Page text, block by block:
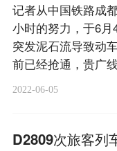
记者从中国铁路成
小时的努力，于6
突发泥石流导致动
前已经抢通，贵广
2022-06-05
D2809次旅客列